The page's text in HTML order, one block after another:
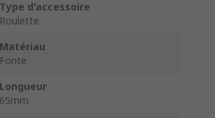
Type d'accessoire
Roulette
Matériau
Fonte
Longueur
65mm